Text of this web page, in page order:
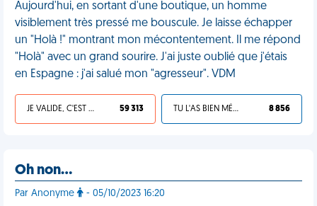
Aujourd'hui, en sortant d'une boutique, un homme
visiblement très pressé me bouscule. Je laisse échapper
un "Holà !" montrant mon mécontentement. Il me répond
"Holà" avec un grand sourire. J'ai juste oublié que j'étais
en Espagne : j'ai salué mon "agresseur". VDM
JE VALIDE, C'EST UNE VDM 59 313 TU L'AS BIEN MÉRITÉ 8 856
Oh non…
Par Anonyme - 05/10/2023 16:20